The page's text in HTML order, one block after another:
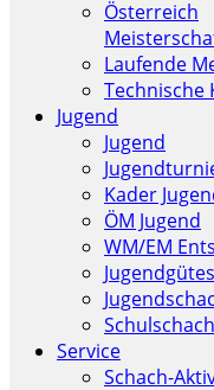
Österreich
Laufende
Technische
Jugend
Jugend
Kader
ÖM Jugend
WM/EM
Schulschach
Service
Schach-